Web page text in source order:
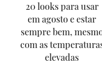
20 looks para usar
em agosto e estar
sempre bem,
com as
elevadas